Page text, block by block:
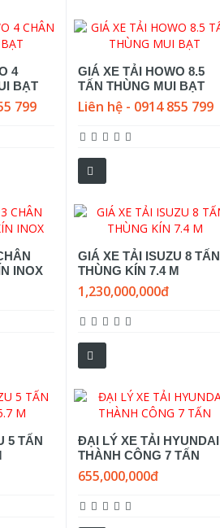
4
BẠT
799
GIÁ XE TẢI HOWO 8.5
TẤN THÙNG MUI BẠT
Liên hệ - 0914 855 799
INOX
GIÁ XE TẢI ISUZU 8 TẤN
THÙNG KÍN 7.4 M
1,230,000,000đ
5 TẤN
ĐẠI LÝ XE TẢI HYUNDAI
THÀNH CÔNG 7 TẤN
655,000,000đ